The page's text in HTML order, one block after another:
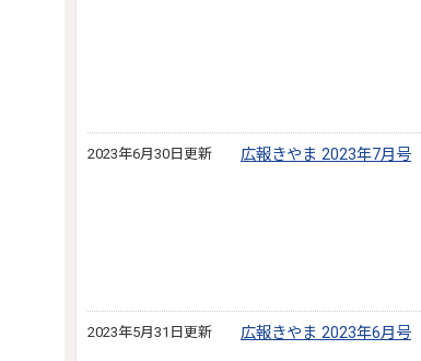
2023年6月30日更新 広報きやま 2023年7月号
2023年5月31日更新 広報きやま 2023年6月号